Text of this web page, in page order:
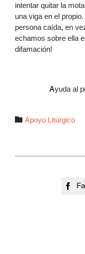
intentar quitar la
una viga en el
persona caída, en
echamos sobre ella
difamación!
Ayuda al
 Autor
Apoyo Litúrgico
